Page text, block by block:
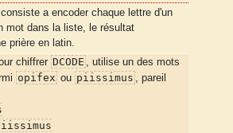
a encoder chaque lettre d'un
mot dans la liste, le résultat
prière en latin.
chiffrer DCODE, utilise un des mots
opifex ou piissimus , pareil